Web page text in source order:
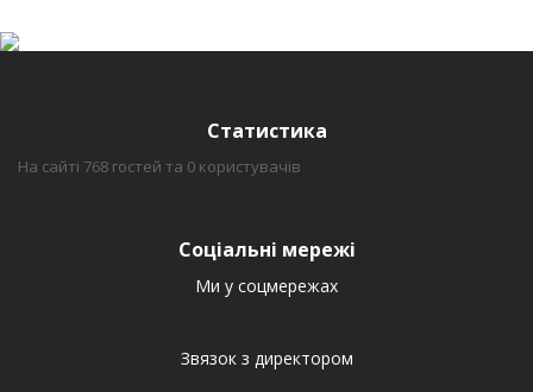
Статистика
На сайті 768 гостей та 0 користувачів
Соціальні мережі
Ми у соцмережах
Звязок з директором